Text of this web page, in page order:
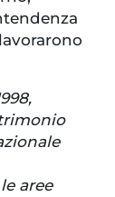
aree